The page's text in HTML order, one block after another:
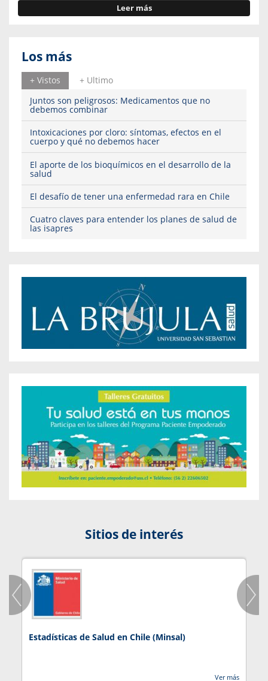
Leer más
Los más
+ Vistos
+ Ultimo
Juntos son peligrosos: Medicamentos que no
debemos combinar
Intoxicaciones por cloro: síntomas, efectos en el
cuerpo y qué no debemos hacer
El aporte de los bioquímicos en el desarrollo de la
salud
El desafío de tener una enfermedad rara en Chile
Cuatro claves para entender los planes de salud de
las isapres
Sitios de interés
Estadísticas de Salud en Chile (Minsal)
Ver más